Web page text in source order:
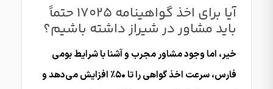
آیا برای اخذ گواهینامه ۱۷۰۲۵ حتماً
باید مشاور در شیراز داشته باشیم؟
خیر، اما وجود مشاور مجرب و آشنا با شرایط بومی
فارس، سرعت اخذ گواهی را تا ۵۰٪ افزایش می‌دهد و